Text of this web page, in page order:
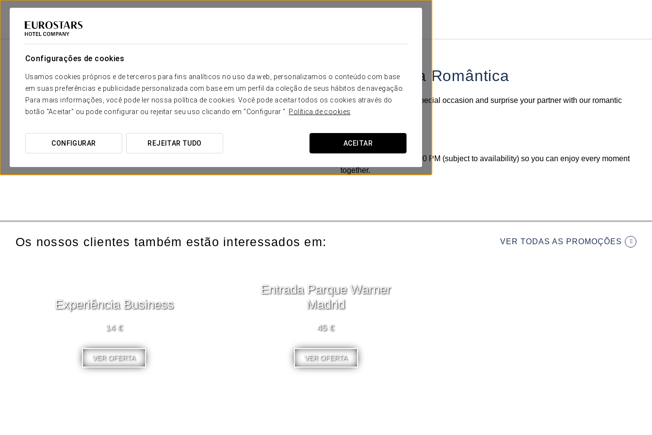
Configurações de cookies
Usamos cookies próprios e de terceiros para fins analíticos no uso da web, personalizamos o conteúdo com base
em suas preferências e publicidade personalizada com base em um perfil da coleção de seus hábitos de navegação.
Para mais informações, você pode ler nossa política de cookies. Você pode aceitar todos os cookies através do
botão "Aceitar" ou pode configurar ou rejeitar seu uso clicando em "Configurar ". Política de cookies
CONFIGURAR REJEITAR TUDO ACEITAR
Eurostars Hotel Company
Experiência Romântica
Make your getaway a special occasion and surprise your partner with our romantic
experience.
Includes:
-A bottle of cava.
-Late check-out until 2:00 PM (subject to availability) so you can enjoy every moment
together.
Os nossos clientes também estão interessados em: VER TODAS AS PROMOÇÕES
Experiência Business
14 €
VER OFERTA
Entrada Parque Warner
Madrid
45 €
VER OFERTA